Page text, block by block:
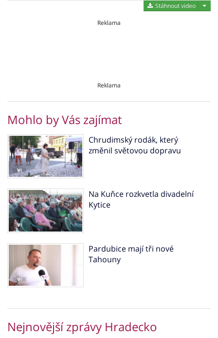
Stáhnout video
Reklama
Reklama
Mohlo by Vás zajímat
Chrudimský rodák, který
změnil světovou dopravu
Na Kuňce rozkvetla divadelní
Kytice
Pardubice mají tři nové
Tahouny
Nejnovější zprávy Hradecko